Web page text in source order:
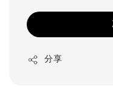
分享